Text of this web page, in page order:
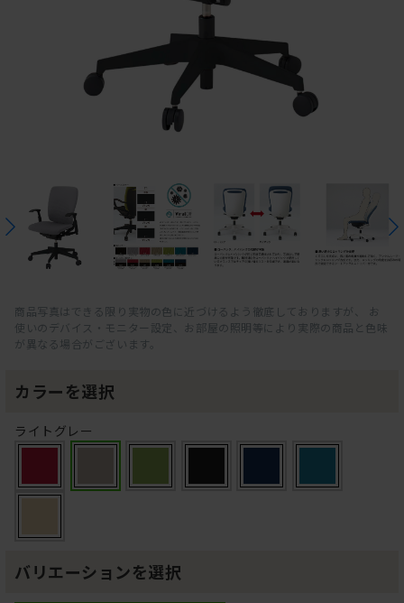
商品写真はできる限り実物の色に近づけるよう徹底しておりますが、 お
使いのデバイス・モニター設定、お部屋の照明等により実際の商品と色味
が異なる場合がございます。
カラーを選択
ライトグレー
バリエーションを選択